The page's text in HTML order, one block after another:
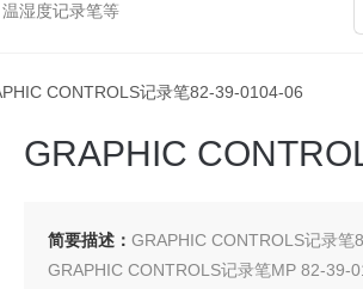
湿度记录笔等
CONTROLS记录笔82-39-0104-06
GRAPHIC
简要描述： GRAPHIC CONTROLS记录
GRAPHIC CONTROLS记录笔MP 82-39-